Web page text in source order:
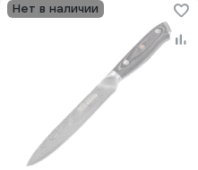
Нет в наличии